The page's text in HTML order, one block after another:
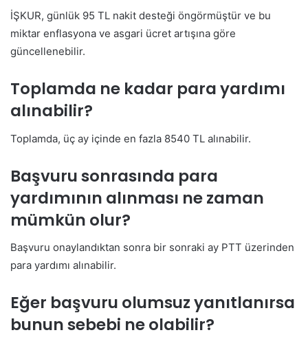
İŞKUR, günlük 95 TL nakit desteği öngörmüştür ve bu
miktar enflasyona ve asgari ücret artışına göre
güncellenebilir.
Toplamda ne kadar para yardımı
alınabilir?
Toplamda, üç ay içinde en fazla 8540 TL alınabilir.
Başvuru sonrasında para
yardımının alınması ne zaman
mümkün olur?
Başvuru onaylandıktan sonra bir sonraki ay PTT üzerinden
para yardımı alınabilir.
Eğer başvuru olumsuz yanıtlanırsa
bunun sebebi ne olabilir?